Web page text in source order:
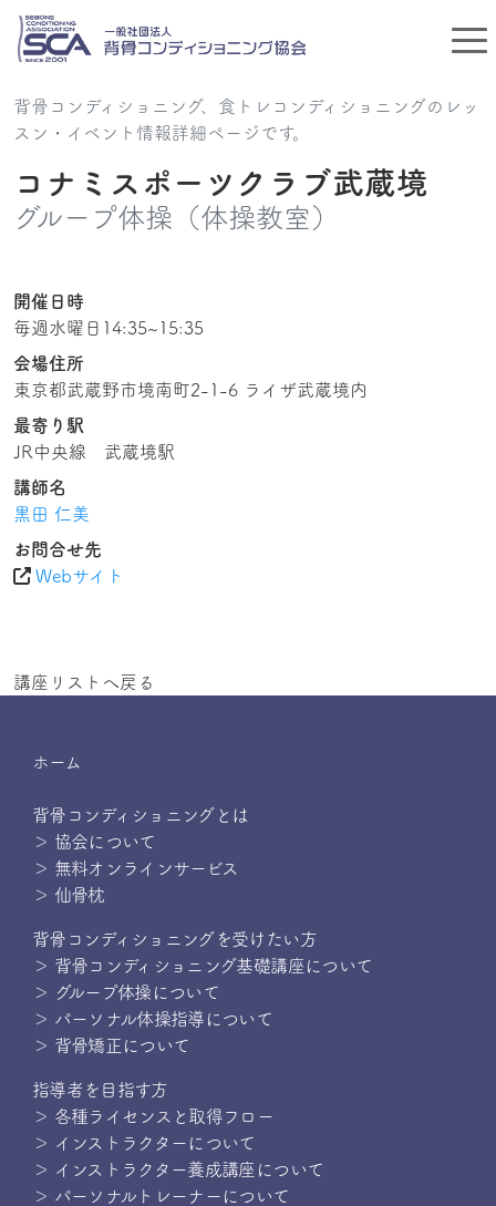
背骨コンディショニング、食トレコンディショニングのレッ
スン・イベント情報詳細ページです。
コナミスポーツクラブ武蔵境
グループ体操（体操教室）
開催日時
毎週水曜日14:35~15:35
会場住所
東京都武蔵野市境南町2-1-6 ライザ武蔵境内
最寄り駅
JR中央線 武蔵境駅
講師名
黒田 仁美
お問合せ先
Webサイト
講座リストへ戻る
ホーム
背骨コンディショニングとは
＞ 協会について
＞ 無料オンラインサービス
＞ 仙骨枕
背骨コンディショニングを受けたい方
＞ 背骨コンディショニング基礎講座について
＞ グループ体操について
＞ パーソナル体操指導について
＞ 背骨矯正について
指導者を目指す方
＞ 各種ライセンスと取得フロー
＞ インストラクターについて
＞ インストラクター養成講座について
＞ パーソナルトレーナーについて